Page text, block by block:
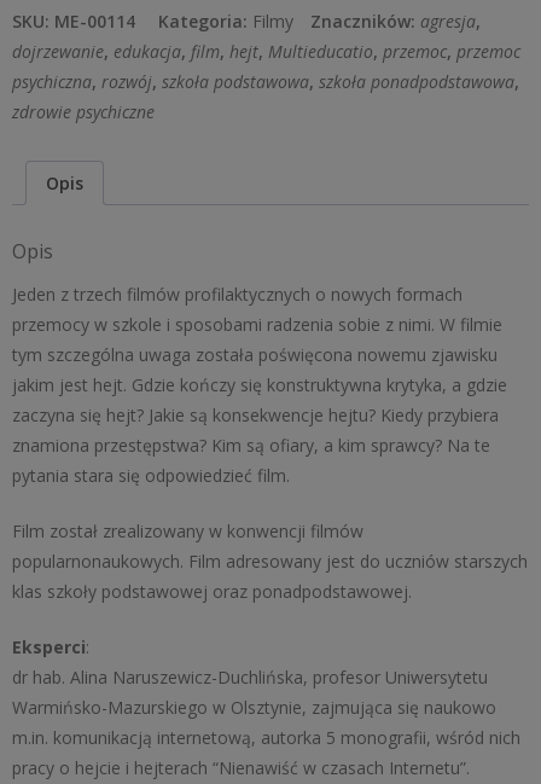
–
przemoc
w
internecie
SKU: ME-00114 Kategoria: Filmy Znaczników: agresja,
dojrzewanie, edukacja, film, hejt, Multieducatio, przemoc, przemoc
psychiczna, rozwój, szkoła podstawowa, szkoła ponadpodstawowa,
zdrowie psychiczne
Opis
Opis
Jeden z trzech filmów profilaktycznych o nowych formach
przemocy w szkole i sposobami radzenia sobie z nimi. W filmie
tym szczególna uwaga została poświęcona nowemu zjawisku
jakim jest hejt. Gdzie kończy się konstruktywna krytyka, a gdzie
zaczyna się hejt? Jakie są konsekwencje hejtu? Kiedy przybiera
znamiona przestępstwa? Kim są ofiary, a kim sprawcy? Na te
pytania stara się odpowiedzieć film.
Film został zrealizowany w konwencji filmów
popularnonaukowych. Film adresowany jest do uczniów starszych
klas szkoły podstawowej oraz ponadpodstawowej.
Eksperci:
dr hab. Alina Naruszewicz-Duchlińska, profesor Uniwersytetu
Warmińsko-Mazurskiego w Olsztynie, zajmująca się naukowo
m.in. komunikacją internetową, autorka 5 monografii, wśród nich
pracy o hejcie i hejterach “Nienawiść w czasach Internetu”.